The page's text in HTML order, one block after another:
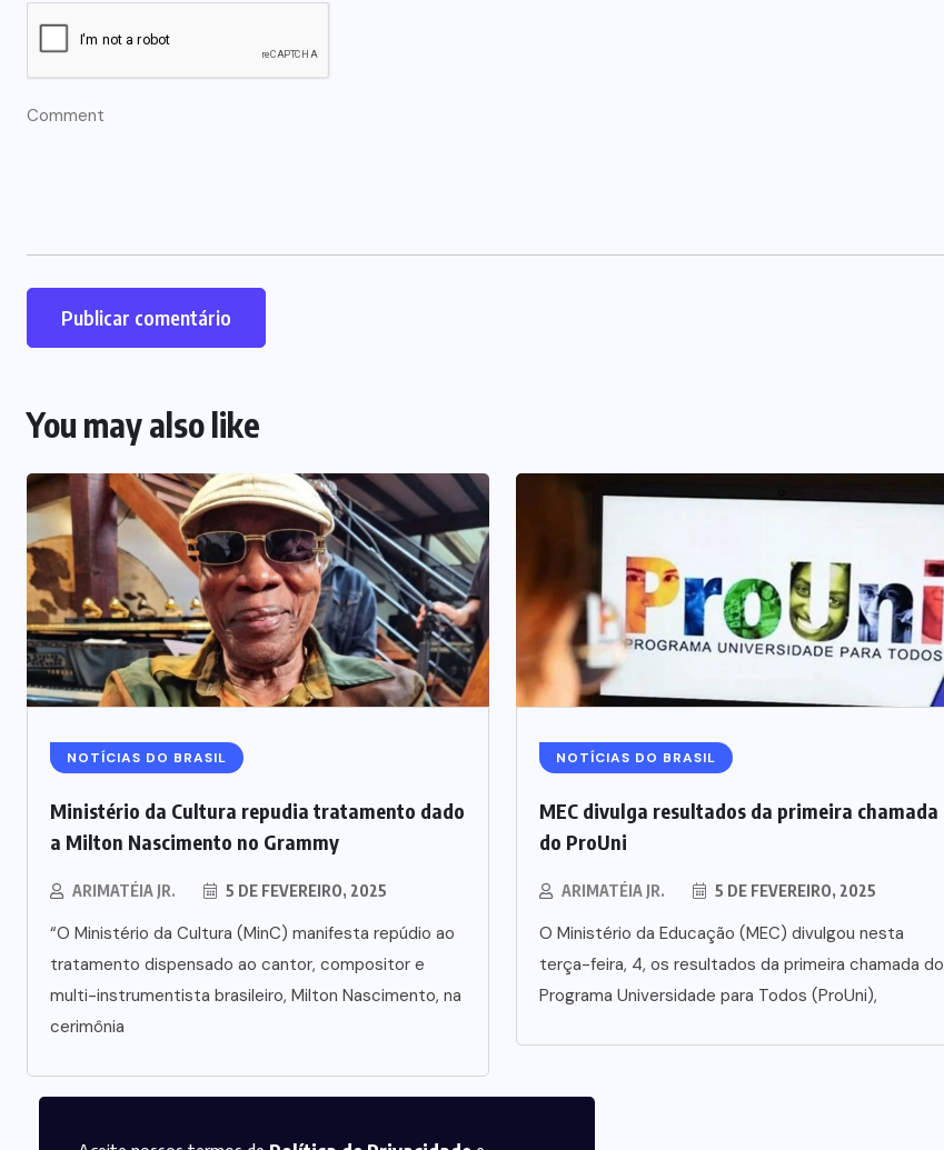
You may also like
NOTÍCIAS DO BRASIL
Ministério da Cultura repudia tratamento dado
a Milton Nascimento no Grammy
ARIMATÉIA JR. 5 DE FEVEREIRO, 2025
“O Ministério da Cultura (MinC) manifesta repúdio ao
tratamento dispensado ao cantor, compositor e
multi-instrumentista brasileiro, Milton Nascimento, na
cerimônia
NOTÍCIAS DO BRASIL
MEC divulga resultados da primeira chamada
do ProUni
ARIMATÉIA JR. 5 DE FEVEREIRO, 2025
O Ministério da Educação (MEC) divulgou nesta
terça-feira, 4, os resultados da primeira chamada do
Programa Universidade para Todos (ProUni),